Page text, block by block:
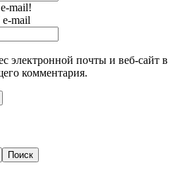
mail!
mail
электронной почты и веб-сайт в
комментария.